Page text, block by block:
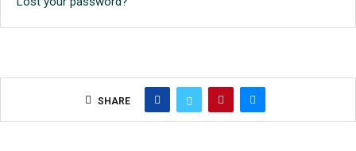
SHARE